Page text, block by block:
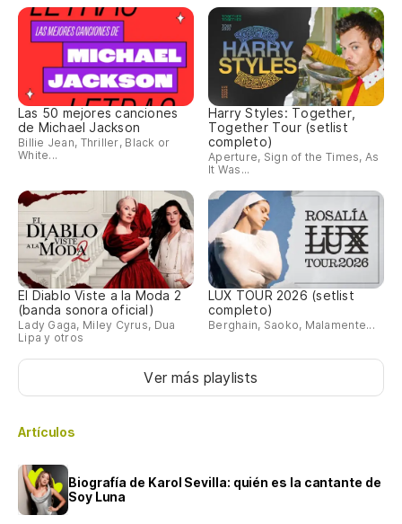
Las 50 mejores canciones
de Michael Jackson
Billie Jean, Thriller, Black or
White...
Harry Styles: Together,
Together Tour (setlist
completo)
Aperture, Sign of the Times, As
It Was...
El Diablo Viste a la Moda 2
(banda sonora oficial)
Lady Gaga, Miley Cyrus, Dua
Lipa y otros
LUX TOUR 2026 (setlist
completo)
Berghain, Saoko, Malamente...
Ver más playlists
Artículos
Biografía de Karol Sevilla: quién es la cantante de
Soy Luna